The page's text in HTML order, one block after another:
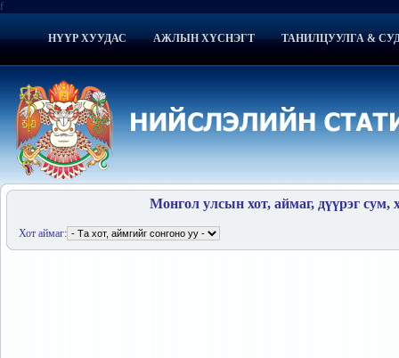
f
НҮҮР ХУУДАС АЖЛЫН ХҮСНЭГТ ТАНИЛЦУУЛГА &
Монгол улсын хот, аймаг, дүүрэг сум,
Хот аймаг: